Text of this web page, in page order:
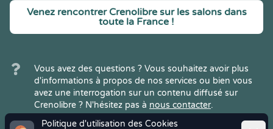
Politique d'utilisation des Cookies
Venez rencontrer Crenolibre sur les salons dans
toute la France !
Vous avez des questions ? Vous souhaitez avoir plus
d'informations à propos de nos services ou bien vous
avez une interrogation sur un contenu diffusé sur
Crenolibre ? N'hésitez pas à nous contacter.